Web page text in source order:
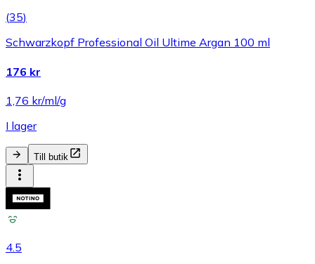
(35)
Schwarzkopf Professional Oil Ultime Argan 100 ml
176 kr
1,76 kr/ml/g
I lager
Till butik
4.5